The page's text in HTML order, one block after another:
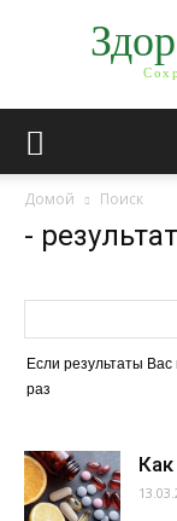
Домой Поиск
-
Если результаты
раз